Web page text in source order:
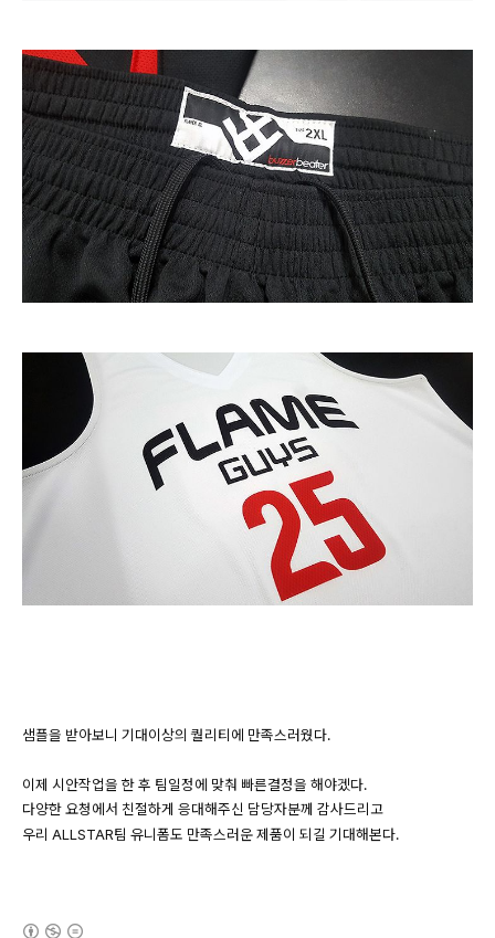
샘플을 받아보니 기대이상의 퀄리티에 만족스러웠다.
이제 시안작업을 한 후 팀일정에 맞춰 빠른결정을 해야겠다.
다양한 요청에서 친절하게 응대해주신 담당자분께 감사드리고
우리 ALLSTAR팀 유니폼도 만족스러운 제품이 되길 기대해본다.